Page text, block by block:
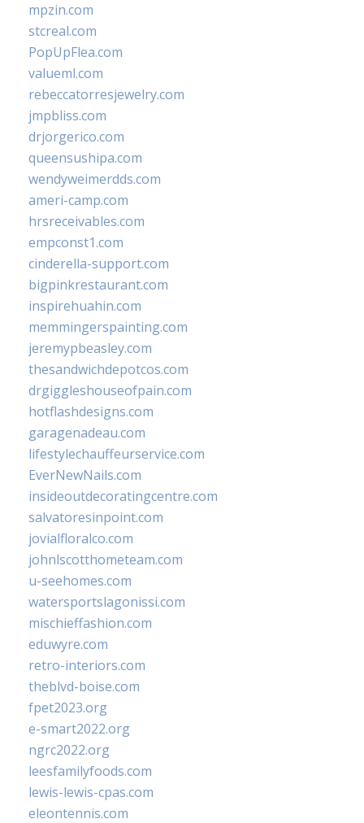
mpzin.com
stcreal.com
PopUpFlea.com
valueml.com
rebeccatorresjewelry.com
jmpbliss.com
drjorgerico.com
queensushipa.com
wendyweimerdds.com
ameri-camp.com
hrsreceivables.com
empconst1.com
cinderella-support.com
bigpinkrestaurant.com
inspirehuahin.com
memmingerspainting.com
jeremypbeasley.com
thesandwichdepotcos.com
drgiggleshouseofpain.com
hotflashdesigns.com
garagenadeau.com
lifestylechauffeurservice.com
EverNewNails.com
insideoutdecoratingcentre.com
salvatoresinpoint.com
jovialfloralco.com
johnlscotthometeam.com
u-seehomes.com
watersportslagonissi.com
mischieffashion.com
eduwyre.com
retro-interiors.com
theblvd-boise.com
fpet2023.org
e-smart2022.org
ngrc2022.org
leesfamilyfoods.com
lewis-lewis-cpas.com
eleontennis.com